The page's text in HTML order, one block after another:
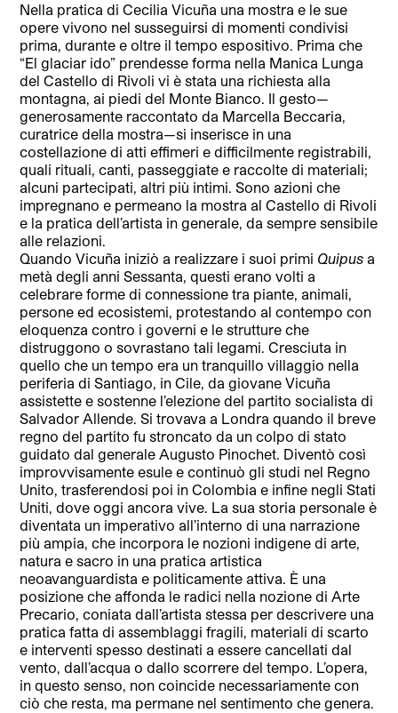
Nella pratica di Cecilia Vicuña una mostra e le sue
opere vivono nel susseguirsi di momenti condivisi
prima, durante e oltre il tempo espositivo. Prima che
“El glaciar ido” prendesse forma nella Manica Lunga
del Castello di Rivoli vi è stata una richiesta alla
montagna, ai piedi del Monte Bianco. Il gesto—
generosamente raccontato da Marcella Beccaria,
curatrice della mostra—si inserisce in una
costellazione di atti effimeri e difficilmente registrabili,
quali rituali, canti, passeggiate e raccolte di materiali;
alcuni partecipati, altri più intimi. Sono azioni che
impregnano e permeano la mostra al Castello di Rivoli
e la pratica dell’artista in generale, da sempre sensibile
alle relazioni.
Quando Vicuña iniziò a realizzare i suoi primi Quipus a
metà degli anni Sessanta, questi erano volti a
celebrare forme di connessione tra piante, animali,
persone ed ecosistemi, protestando al contempo con
eloquenza contro i governi e le strutture che
distruggono o sovrastano tali legami. Cresciuta in
quello che un tempo era un tranquillo villaggio nella
periferia di Santiago, in Cile, da giovane Vicuña
assistette e sostenne l’elezione del partito socialista di
Salvador Allende. Si trovava a Londra quando il breve
regno del partito fu stroncato da un colpo di stato
guidato dal generale Augusto Pinochet. Diventò così
improvvisamente esule e continuò gli studi nel Regno
Unito, trasferendosi poi in Colombia e infine negli Stati
Uniti, dove oggi ancora vive. La sua storia personale è
diventata un imperativo all’interno di una narrazione
più ampia, che incorpora le nozioni indigene di arte,
natura e sacro in una pratica artistica
neoavanguardista e politicamente attiva. È una
posizione che affonda le radici nella nozione di Arte
Precario, coniata dall’artista stessa per descrivere una
pratica fatta di assemblaggi fragili, materiali di scarto
e interventi spesso destinati a essere cancellati dal
vento, dall’acqua o dallo scorrere del tempo. L’opera,
in questo senso, non coincide necessariamente con
ciò che resta, ma permane nel sentimento che genera.